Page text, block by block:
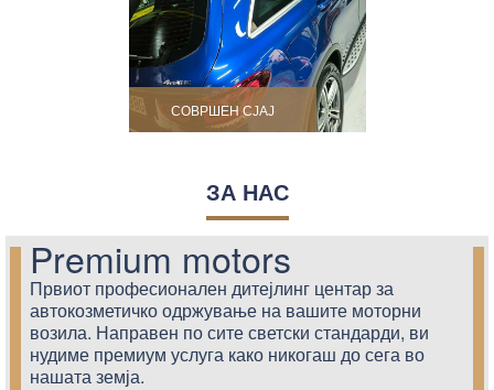
СОВРШЕН СЈАЈ
ЗА НАС
Premium motors
Првиот професионален дитејлинг центар за
автокозметичко одржување на вашите моторни
возила. Направен по сите светски стандарди, ви
нудиме премиум услуга како никогаш до сега во
нашата земја.